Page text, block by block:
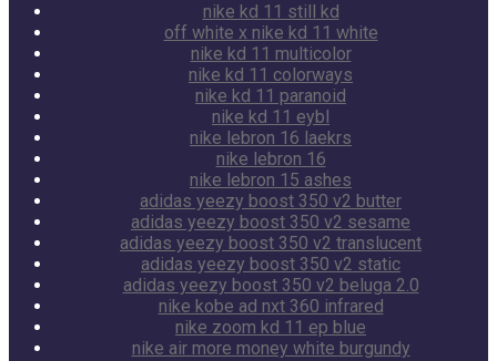
nike kd 11 still kd
off white x nike kd 11 white
nike kd 11 multicolor
nike kd 11 colorways
nike kd 11 paranoid
nike kd 11 eybl
nike lebron 16 laekrs
nike lebron 16
nike lebron 15 ashes
adidas yeezy boost 350 v2 butter
adidas yeezy boost 350 v2 sesame
adidas yeezy boost 350 v2 translucent
adidas yeezy boost 350 v2 static
adidas yeezy boost 350 v2 beluga 2.0
nike kobe ad nxt 360 infrared
nike zoom kd 11 ep blue
nike air more money white burgundy